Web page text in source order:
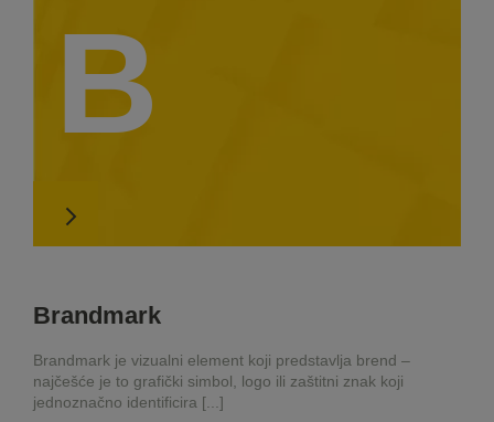
B
Brandmark
Brandmark je vizualni element koji predstavlja brend –
najčešće je to grafički simbol, logo ili zaštitni znak koji
jednoznačno identificira [...]